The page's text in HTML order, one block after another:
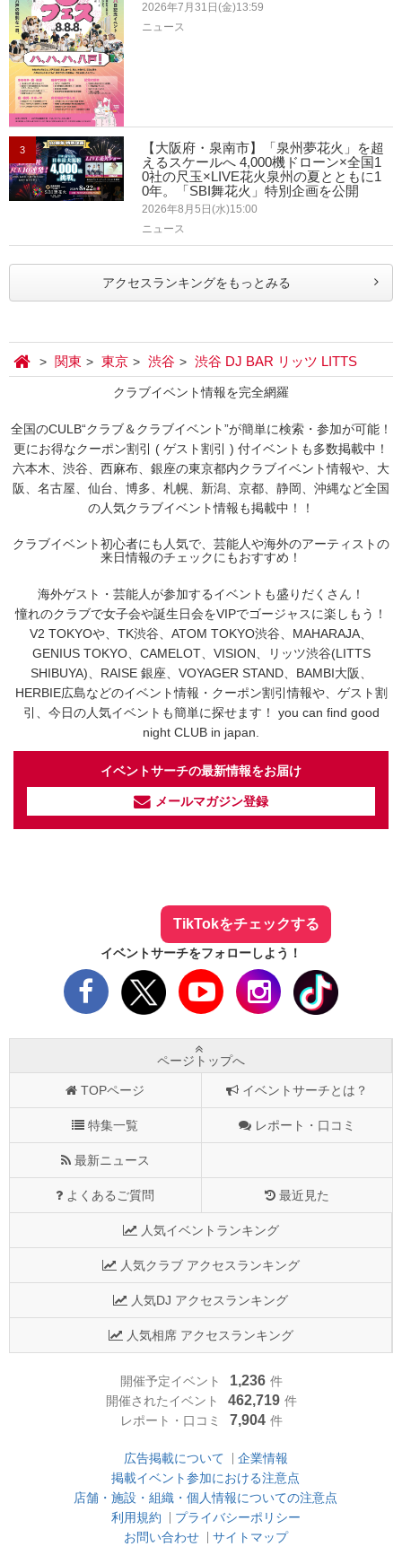
2026年7月31日(金)13:59
ニュース
3
【大阪府・泉南市】「泉州夢花火」を超
えるスケールへ 4,000機ドローン×全国1
0社の尺玉×LIVE花火泉州の夏とともに1
0年。「SBI舞花火」特別企画を公開
2026年8月5日(水)15:00
ニュース
アクセスランキングをもっとみる
関東 東京 渋谷 渋谷 DJ BAR リッツ LITTS
クラブイベント情報を完全網羅
全国のCULB“クラブ＆クラブイベント”が簡単に検索・参加が可能！
更にお得なクーポン割引 ( ゲスト割引 ) 付イベントも多数掲載中！
六本木、渋谷、西麻布、銀座の東京都内クラブイベント情報や、大
阪、名古屋、仙台、博多、札幌、新潟、京都、静岡、沖縄など全国
の人気クラブイベント情報も掲載中！！
クラブイベント初心者にも人気で、芸能人や海外のアーティストの
来日情報のチェックにもおすすめ！
海外ゲスト・芸能人が参加するイベントも盛りだくさん！
憧れのクラブで女子会や誕生日会をVIPでゴージャスに楽しもう！
V2 TOKYOや、TK渋谷、ATOM TOKYO渋谷、MAHARAJA、
GENIUS TOKYO、CAMELOT、VISION、リッツ渋谷(LITTS
SHIBUYA)、RAISE 銀座、VOYAGER STAND、BAMBI大阪、
HERBIE広島などのイベント情報・クーポン割引情報や、ゲスト割
引、今日の人気イベントも簡単に探せます！ you can find good
night CLUB in japan.
イベントサーチの最新情報をお届け
メールマガジン登録
TikTokをチェックする
イベントサーチをフォローしよう！
ページトップへ
TOPページ イベントサーチとは？
特集一覧 レポート・口コミ
最新ニュース
よくあるご質問 最近見た
人気イベントランキング
人気クラブ アクセスランキング
人気DJ アクセスランキング
人気相席 アクセスランキング
開催予定イベント 1,236 件
開催されたイベント
462,719 件
レポート・口コミ
7,904 件
広告掲載について
企業情報
掲載イベント参加における注意点
店舗・施設・組織・個人情報についての注意点
利用規約
プライバシーポリシー
お問い合わせ
サイトマップ